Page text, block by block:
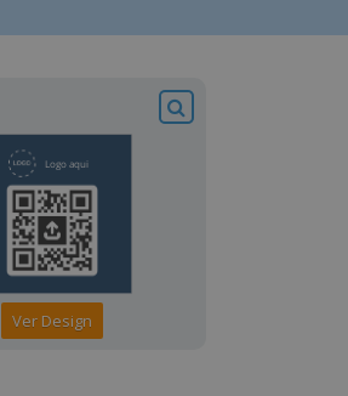
Ver Design